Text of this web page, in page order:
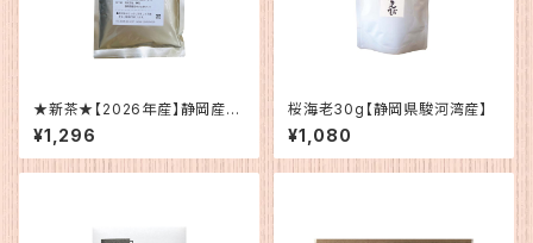
★新茶★【2026年産】静岡産
ひごろのお茶200g
¥1,296
桜海老30g【静岡県駿河湾産】
¥1,080